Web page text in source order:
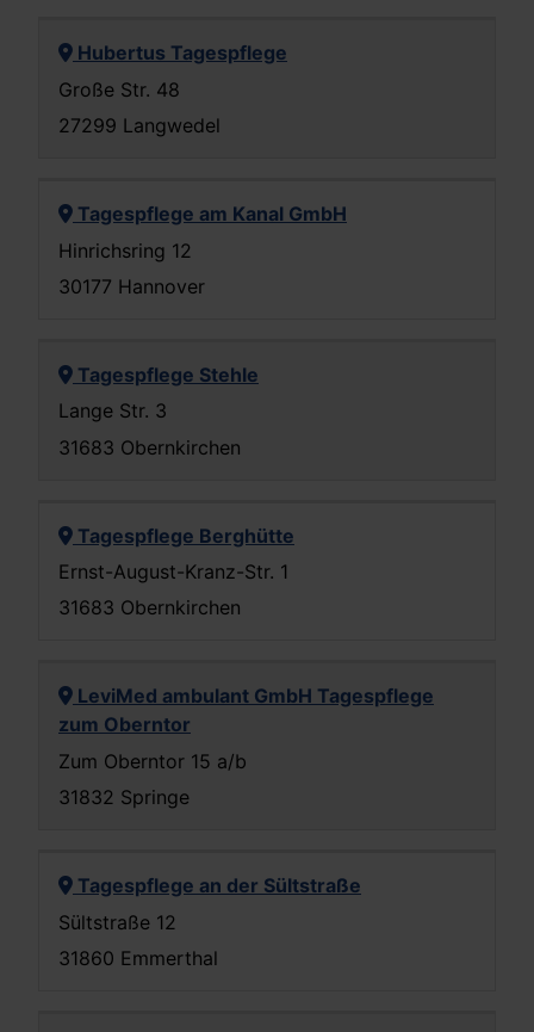
Hubertus Tagespflege
Große Str. 48
27299 Langwedel
Tagespflege am Kanal GmbH
Hinrichsring 12
30177 Hannover
Tagespflege Stehle
Lange Str. 3
31683 Obernkirchen
Tagespflege Berghütte
Ernst-August-Kranz-Str. 1
31683 Obernkirchen
LeviMed ambulant GmbH Tagespflege
zum Oberntor
Zum Oberntor 15 a/b
31832 Springe
Tagespflege an der Sültstraße
Sültstraße 12
31860 Emmerthal